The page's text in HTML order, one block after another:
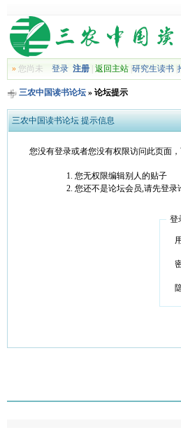
»您尚未 登录 注册| 返回主站| 研究生读书|
三农中国读书论坛» 论坛提示
三农中国读书论坛 提示信息
您没有登录或者您没有权限访问此页面
您无权限编辑别人的贴子
您还不是论坛会员,请先登录
登